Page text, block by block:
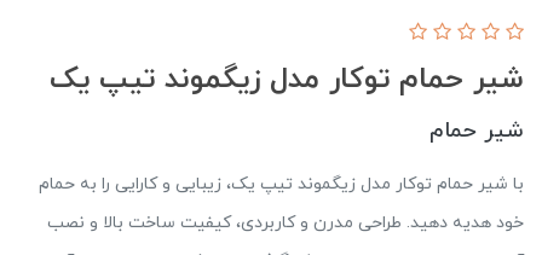
شیر حمام توکار مدل زیگموند تیپ یک
شیر حمام
با شیر حمام توکار مدل زیگموند تیپ یک، زیبایی و کارایی را به حمام
خود هدیه دهید. طراحی مدرن و کاربردی، کیفیت ساخت بالا و نصب